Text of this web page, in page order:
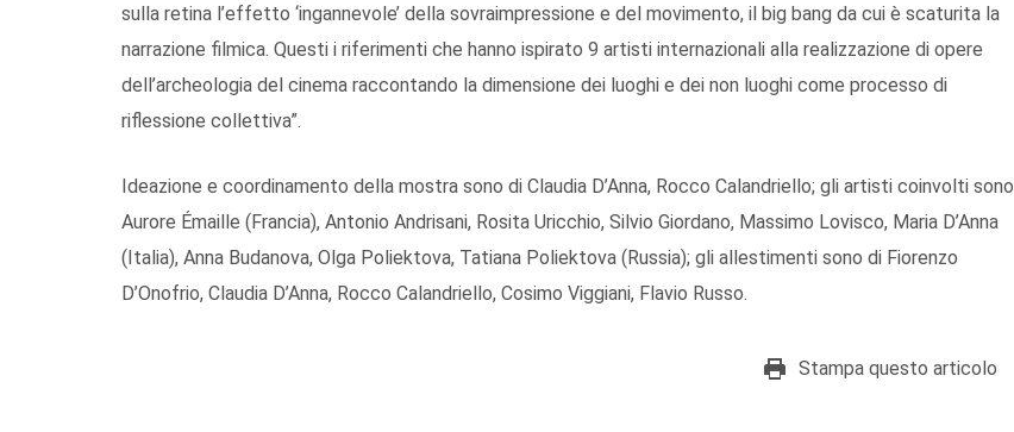
sulla retina l’effetto ‘ingannevole’ della sovraimpressione e del movimento, il big bang da cui è scaturita la
narrazione filmica. Questi i riferimenti che hanno ispirato 9 artisti internazionali alla realizzazione di opere
dell’archeologia del cinema raccontando la dimensione dei luoghi e dei non luoghi come processo di
riflessione collettiva”.
Ideazione e coordinamento della mostra sono di Claudia D’Anna, Rocco Calandriello; gli artisti coinvolti sono
Aurore Émaille (Francia), Antonio Andrisani, Rosita Uricchio, Silvio Giordano, Massimo Lovisco, Maria D’Anna
(Italia), Anna Budanova, Olga Poliektova, Tatiana Poliektova (Russia); gli allestimenti sono di Fiorenzo
D’Onofrio, Claudia D’Anna, Rocco Calandriello, Cosimo Viggiani, Flavio Russo.
Stampa questo articolo